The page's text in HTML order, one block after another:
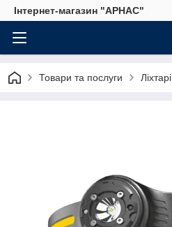
Інтернет-магазин "АРНАС"
Товари та послуги Ліхтарі